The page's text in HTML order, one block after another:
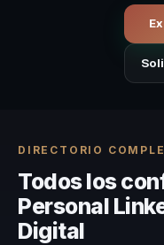
DIRECTORIO
Todos los
Personal
Digital